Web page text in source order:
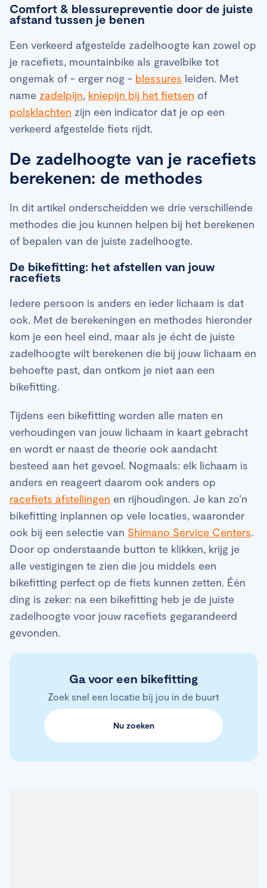
Comfort & blessurepreventie door de juiste
afstand tussen je benen
Een verkeerd afgestelde zadelhoogte kan zowel op
je racefiets, mountainbike als gravelbike tot
ongemak of - erger nog - blessures leiden. Met
name zadelpijn, kniepijn bij het fietsen of
polsklachten zijn een indicator dat je op een
verkeerd afgestelde fiets rijdt.
De zadelhoogte van je racefiets
berekenen: de methodes
In dit artikel onderscheidden we drie verschillende
methodes die jou kunnen helpen bij het berekenen
of bepalen van de juiste zadelhoogte.
De bikefitting: het afstellen van jouw
racefiets
Iedere persoon is anders en ieder lichaam is dat
ook. Met de berekeningen en methodes hieronder
kom je een heel eind, maar als je écht de juiste
zadelhoogte wilt berekenen die bij jouw lichaam en
behoefte past, dan ontkom je niet aan een
bikefitting.
Tijdens een bikefitting worden alle maten en
verhoudingen van jouw lichaam in kaart gebracht
en wordt er naast de theorie ook aandacht
besteed aan het gevoel. Nogmaals: elk lichaam is
anders en reageert daarom ook anders op
racefiets afstellingen en rijhoudingen. Je kan zo’n
bikefitting inplannen op vele locaties, waaronder
ook bij een selectie van Shimano Service Centers.
Door op onderstaande button te klikken, krijg je
alle vestigingen te zien die jou middels een
bikefitting perfect op de fiets kunnen zetten. Één
ding is zeker: na een bikefitting heb je de juiste
zadelhoogte voor jouw racefiets gegarandeerd
gevonden.
Ga voor een bikefitting
Zoek snel een locatie bij jou in de buurt
Nu zoeken